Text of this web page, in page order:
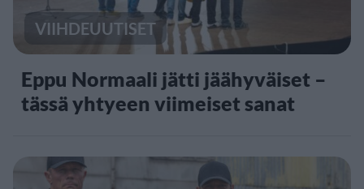
VIIHDEUUTISET
Eppu Normaali jätti jäähyväiset –
tässä yhtyeen viimeiset sanat